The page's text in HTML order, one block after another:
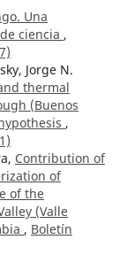
Una
ciencia ,
Jorge N.
thermal
(Buenos
,
Contribution of
of
of the
(Valle
, Boletín